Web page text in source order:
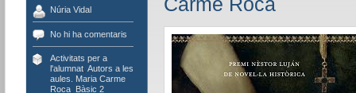
Núria Vidal
No hi ha comentaris
Activitats per a
l'alumnat, Autors a les
aules. Maria Carme
Roca, Bàsic 2